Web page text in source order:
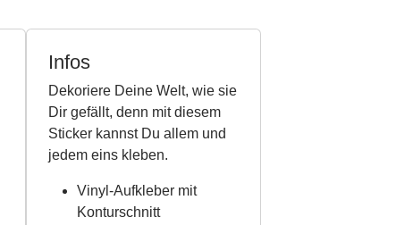
Infos
Dekoriere Deine Welt, wie sie
Dir gefällt, denn mit diesem
Sticker kannst Du allem und
jedem eins kleben.
Vinyl-Aufkleber mit
Konturschnitt